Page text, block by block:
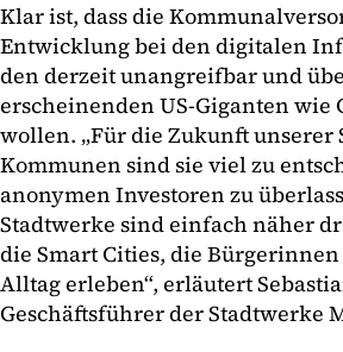
Klar ist, dass die
Entwicklung bei den digitalen
den derzeit unangreifbar und
erscheinenden US-Giganten wie
wollen. „Für die Zukunft unserer
Kommunen sind sie viel zu
anonymen Investoren zu
Stadtwerke sind einfach näher
die Smart Cities, die
Alltag erleben“, erläutert
Geschäftsführer der Stadtwerke